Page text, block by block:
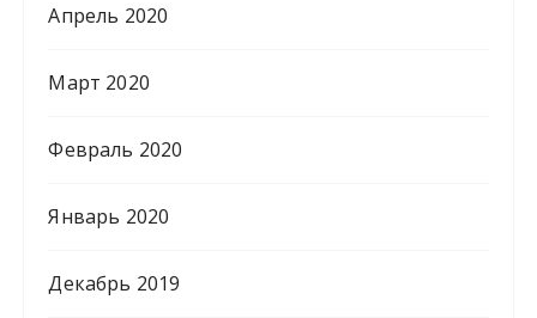
Апрель 2020
Март 2020
Февраль 2020
Январь 2020
Декабрь 2019